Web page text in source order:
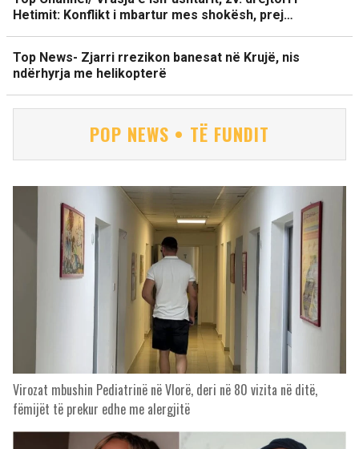
Hetimit: Konflikt i mbartur mes shokësh, prej…
Top News- Zjarri rrezikon banesat në Krujë, nis
ndërhyrja me helikopterë
POP NEWS • TË FUNDIT
Virozat mbushin Pediatrinë në Vlorë, deri në 80 vizita në ditë,
fëmijët të prekur edhe me alergjitë